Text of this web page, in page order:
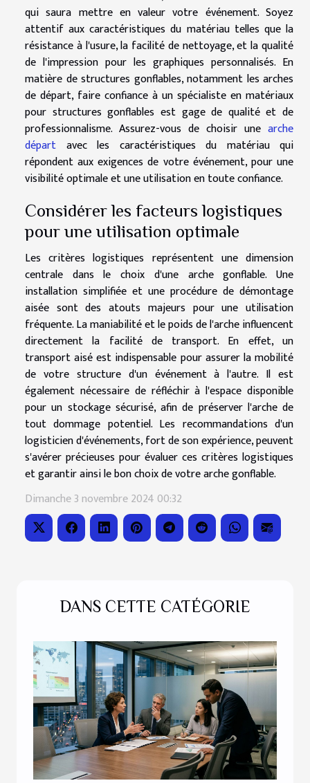
DANS CETTE CATÉGORIE
qui saura mettre en valeur votre événement. Soyez
attentif aux caractéristiques du matériau telles que la
résistance à l'usure, la facilité de nettoyage, et la qualité
de l'impression pour les graphiques personnalisés. En
matière de structures gonflables, notamment les arches
de départ, faire confiance à un spécialiste en matériaux
pour structures gonflables est gage de qualité et de
professionnalisme. Assurez-vous de choisir une arche
départ avec les caractéristiques du matériau qui
répondent aux exigences de votre événement, pour une
visibilité optimale et une utilisation en toute confiance.
Considérer les facteurs logistiques
pour une utilisation optimale
Les critères logistiques représentent une dimension
centrale dans le choix d'une arche gonflable. Une
installation simplifiée et une procédure de démontage
aisée sont des atouts majeurs pour une utilisation
fréquente. La maniabilité et le poids de l'arche influencent
directement la facilité de transport. En effet, un
transport aisé est indispensable pour assurer la mobilité
de votre structure d'un événement à l'autre. Il est
également nécessaire de réfléchir à l'espace disponible
pour un stockage sécurisé, afin de préserver l'arche de
tout dommage potentiel. Les recommandations d'un
logisticien d'événements, fort de son expérience, peuvent
s'avérer précieuses pour évaluer ces critères logistiques
et garantir ainsi le bon choix de votre arche gonflable.
Dimanche 3 novembre 2024 00:32